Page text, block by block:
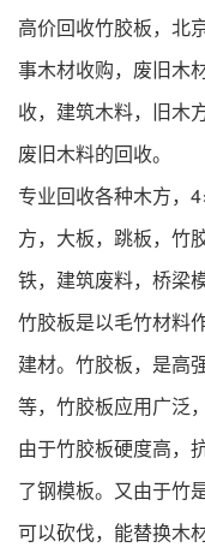
高价回收竹胶板，北
事木材收购，废旧木材
收，建筑木料，旧木
废旧木料的回收。
专业回收各种木方，
方，大板，跳板，竹
铁，建筑废料，桥梁
竹胶板是以毛竹材料
建材。竹胶板，是高
等，竹胶板应用广泛
由于竹胶板硬度高，
了钢模板。又由于竹
可以砍伐，能替换木